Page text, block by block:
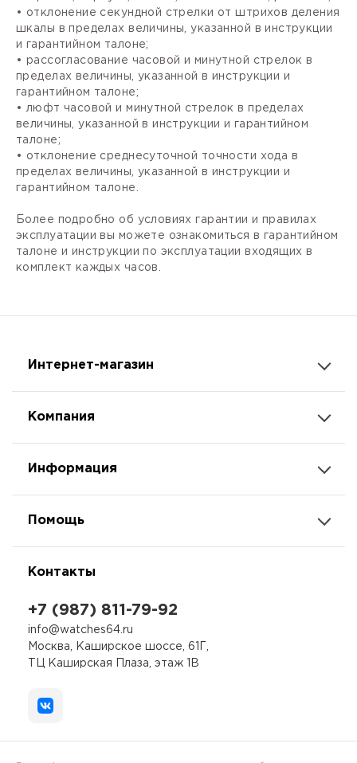
• отклонение секундной стрелки от штрихов деления
шкалы в пределах величины, указанной в инструкции
и гарантийном талоне;
• рассогласование часовой и минутной стрелок в
пределах величины, указанной в инструкции и
гарантийном талоне;
• люфт часовой и минутной стрелок в пределах
величины, указанной в инструкции и гарантийном
талоне;
• отклонение среднесуточной точности хода в
пределах величины, указанной в инструкции и
гарантийном талоне.
Более подробно об условиях гарантии и правилах
эксплуатации вы можете ознакомиться в гарантийном
талоне и инструкции по эксплуатации входящих в
комплект каждых часов.
Интернет-магазин
Компания
Информация
Помощь
Контакты
+7 (987) 811-79-92
info@watches64.ru
Москва, Каширское шоссе, 61Г,
ТЦ Каширская Плаза, этаж 1В